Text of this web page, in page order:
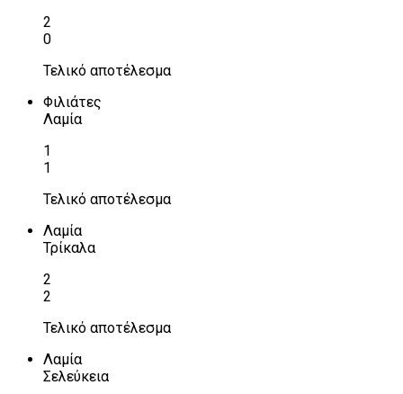
2
0
Τελικό αποτέλεσμα
Φιλιάτες
Λαμία
1
1
Τελικό αποτέλεσμα
Λαμία
Τρίκαλα
2
2
Τελικό αποτέλεσμα
Λαμία
Σελεύκεια